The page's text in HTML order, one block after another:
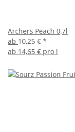
Archers Peach 0,7l
ab 10,25 € *
ab 14,65 € pro l